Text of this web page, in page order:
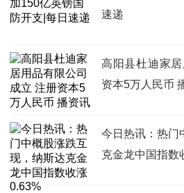
速递
高阳县杜迪家
资本5万人民币
今日热讯：热门
克金龙中国指数